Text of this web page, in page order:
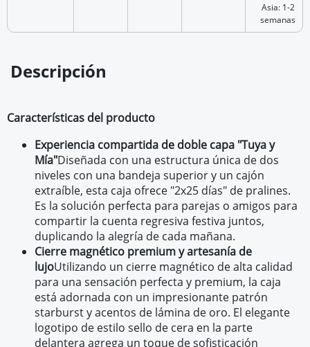
Asia: 1-2
semanas
Descripción
Características del producto
Experiencia compartida de doble capa "Tuya y
Mía"Diseñada con una estructura única de dos
niveles con una bandeja superior y un cajón
extraíble, esta caja ofrece "2x25 días" de pralines.
Es la solución perfecta para parejas o amigos para
compartir la cuenta regresiva festiva juntos,
duplicando la alegría de cada mañana.
Cierre magnético premium y artesanía de
lujoUtilizando un cierre magnético de alta calidad
para una sensación perfecta y premium, la caja
está adornada con un impresionante patrón
starburst y acentos de lámina de oro. El elegante
logotipo de estilo sello de cera en la parte
delantera agrega un toque de sofisticación